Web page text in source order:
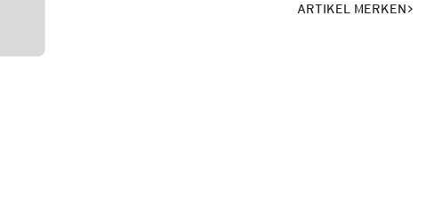
ARTIKEL MERKEN